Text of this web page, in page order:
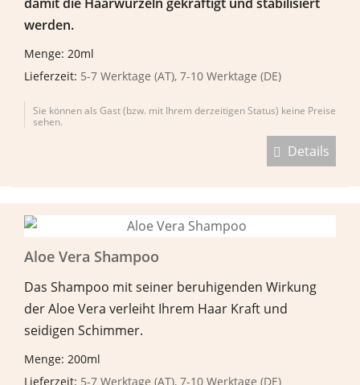
werden.
Menge: 20ml
Lieferzeit: 5-7 Werktage (AT), 7-10 Werktage (DE)
Sie können als Gast (bzw. mit Ihrem derzeitigen Status) keine Preise
sehen.
Details
Aloe Vera Shampoo
Das Shampoo mit seiner beruhigenden Wirkung
der Aloe Vera verleiht Ihrem Haar Kraft und
seidigen Schimmer.
Menge: 200ml
Lieferzeit: 5-7 Werktage (AT), 7-10 Werktage (DE)